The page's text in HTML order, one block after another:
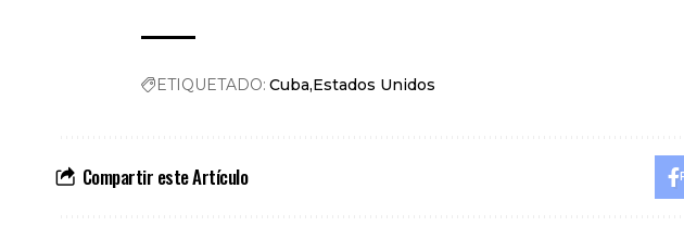
ETIQUETADO: Cuba Estados Unidos
Compartir este Artículo